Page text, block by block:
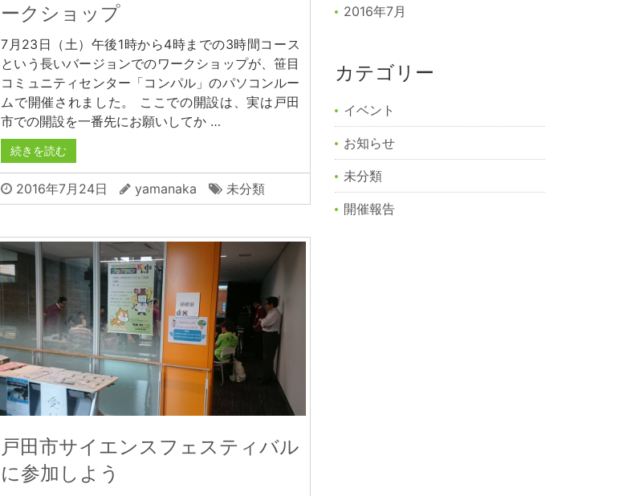
ークショップ
7月23日（土）午後1時から4時までの3時間コース
という長いバージョンでのワークショップが、笹目
コミュニティセンター「コンパル」のパソコンルー
ムで開催されました。 ここでの開設は、実は戸田
市での開設を一番先にお願いしてか …
続きを読む
2016年7月24日 yamanaka 未分類
戸田市サイエンスフェスティバル
に参加しよう
2016年7月
カテゴリー
イベント
お知らせ
未分類
開催報告